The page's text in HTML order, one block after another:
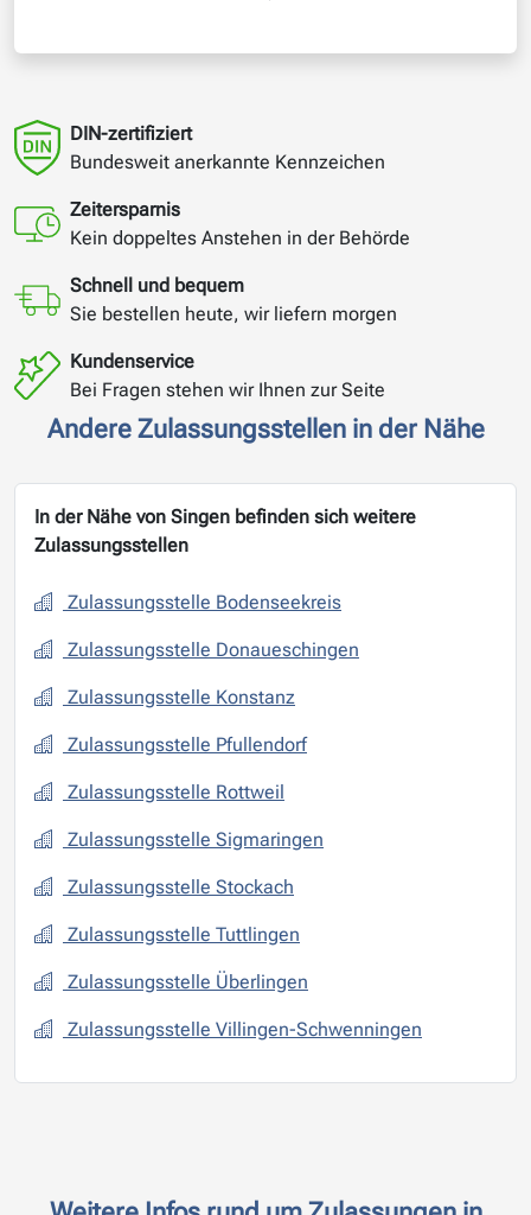
DIN-zertifiziert
Bundesweit anerkannte Kennzeichen
Zeitersparnis
Kein doppeltes Anstehen in der Behörde
Schnell und bequem
Sie bestellen heute, wir liefern morgen
Kundenservice
Bei Fragen stehen wir Ihnen zur Seite
Andere Zulassungsstellen in der Nähe
In der Nähe von Singen befinden sich weitere
Zulassungsstellen
Zulassungsstelle Bodenseekreis
Zulassungsstelle Donaueschingen
Zulassungsstelle Konstanz
Zulassungsstelle Pfullendorf
Zulassungsstelle Rottweil
Zulassungsstelle Sigmaringen
Zulassungsstelle Stockach
Zulassungsstelle Tuttlingen
Zulassungsstelle Überlingen
Zulassungsstelle Villingen-Schwenningen